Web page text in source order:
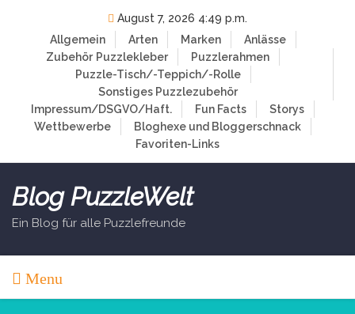
August 7, 2026 4:49 p.m.
Allgemein
Arten Marken
Anlässe
Zubehör Puzzlekleber
Puzzlerahmen
Puzzle-Tisch/-Teppich/-Rolle
Sonstiges Puzzlezubehör
Impressum/DSGVO/Haft.
Fun Facts
Storys
Wettbewerbe
Bloghexe und Bloggerschnack
Favoriten-Links
Blog PuzzleWelt
Ein Blog für alle Puzzlefreunde
Menu